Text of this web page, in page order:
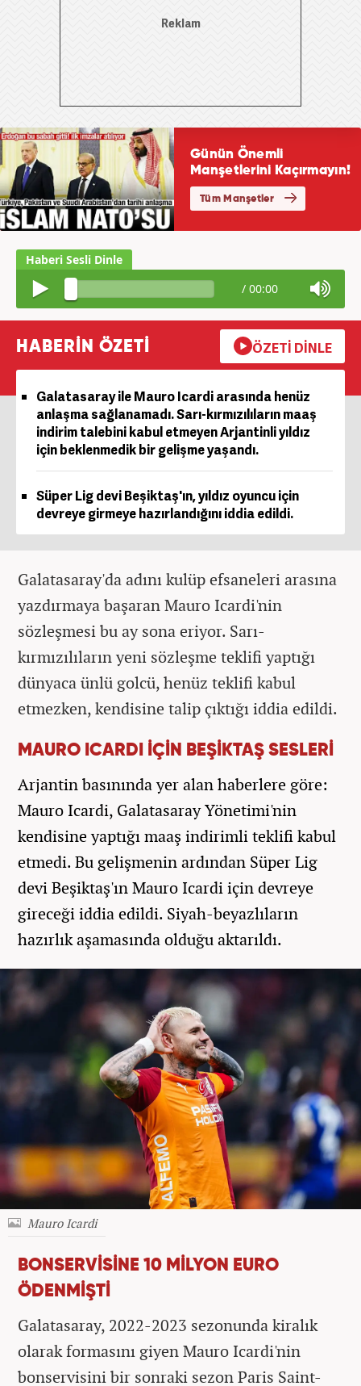
/ 00:00
HABERİN ÖZETİ ÖZETİ DİNLE
Galatasaray ile Mauro Icardi arasında henüz
anlaşma sağlanamadı. Sarı-kırmızılıların maaş
indirim talebini kabul etmeyen Arjantinli yıldız
için beklenmedik bir gelişme yaşandı.
Süper Lig devi Beşiktaş'ın, yıldız oyuncu için
devreye girmeye hazırlandığını iddia edildi.
Galatasaray'da adını kulüp efsaneleri arasına
yazdırmaya başaran Mauro Icardi'nin
sözleşmesi bu ay sona eriyor. Sarı-
kırmızılıların yeni sözleşme teklifi yaptığı
dünyaca ünlü golcü, henüz teklifi kabul
etmezken, kendisine talip çıktığı iddia edildi.
MAURO ICARDI İÇİN BEŞİKTAŞ SESLERİ
Arjantin basınında yer alan haberlere göre:
Mauro Icardi, Galatasaray Yönetimi'nin
kendisine yaptığı maaş indirimli teklifi kabul
etmedi. Bu gelişmenin ardından Süper Lig
devi Beşiktaş'ın Mauro Icardi için devreye
gireceği iddia edildi. Siyah-beyazlıların
hazırlık aşamasında olduğu aktarıldı.
Mauro Icardi
BONSERVİSİNE 10 MİLYON EURO
ÖDENMİŞTİ
Galatasaray, 2022-2023 sezonunda kiralık
olarak formasını giyen Mauro Icardi'nin
bonservisini bir sonraki sezon Paris Saint-